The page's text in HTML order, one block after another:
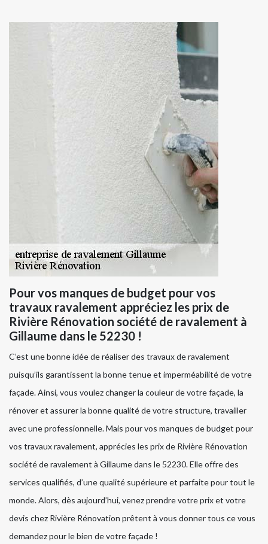
Pour vos manques de budget pour vos
travaux ravalement appréciez les prix de
Rivière Rénovation société de ravalement à
Gillaume dans le 52230 !
C’est une bonne idée de réaliser des travaux de ravalement
puisqu’ils garantissent la bonne tenue et imperméabilité de votre
façade. Ainsi, vous voulez changer la couleur de votre façade, la
rénover et assurer la bonne qualité de votre structure, travailler
avec une professionnelle. Mais pour vos manques de budget pour
vos travaux ravalement, apprécies les prix de Rivière Rénovation
société de ravalement à Gillaume dans le 52230. Elle offre des
services qualifiés, d’une qualité supérieure et parfaite pour tout le
monde. Alors, dès aujourd’hui, venez prendre votre prix et votre
devis chez Rivière Rénovation prêtent à vous donner tous ce vous
demandez pour le bien de votre façade !